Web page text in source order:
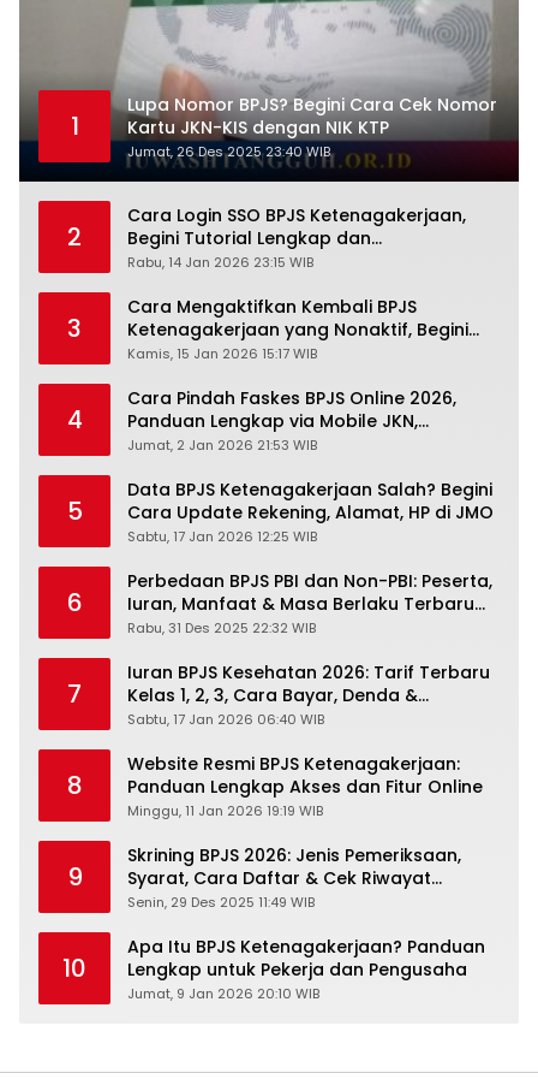
1
Lupa Nomor BPJS? Begini Cara Cek Nomor
Kartu JKN-KIS dengan NIK KTP
Jumat, 26 Des 2025 23:40 WIB
2
Cara Login SSO BPJS Ketenagakerjaan,
Begini Tutorial Lengkap dan
Pengertiannya
Rabu, 14 Jan 2026 23:15 WIB
3
Cara Mengaktifkan Kembali BPJS
Ketenagakerjaan yang Nonaktif, Begini
Panduan Lengkapnya
Kamis, 15 Jan 2026 15:17 WIB
4
Cara Pindah Faskes BPJS Online 2026,
Panduan Lengkap via Mobile JKN,
PANDAWA & Offiline Kantor Cabang
Jumat, 2 Jan 2026 21:53 WIB
5
Data BPJS Ketenagakerjaan Salah? Begini
Cara Update Rekening, Alamat, HP di JMO
Sabtu, 17 Jan 2026 12:25 WIB
6
Perbedaan BPJS PBI dan Non-PBI: Peserta,
Iuran, Manfaat & Masa Berlaku Terbaru
2026
Rabu, 31 Des 2025 22:32 WIB
7
Iuran BPJS Kesehatan 2026: Tarif Terbaru
Kelas 1, 2, 3, Cara Bayar, Denda &
Panduan Lengkap Peserta JKN-KIS
Sabtu, 17 Jan 2026 06:40 WIB
8
Website Resmi BPJS Ketenagakerjaan:
Panduan Lengkap Akses dan Fitur Online
Minggu, 11 Jan 2026 19:19 WIB
9
Skrining BPJS 2026: Jenis Pemeriksaan,
Syarat, Cara Daftar & Cek Riwayat
Kesehatan Gratis
Senin, 29 Des 2025 11:49 WIB
10
Apa Itu BPJS Ketenagakerjaan? Panduan
Lengkap untuk Pekerja dan Pengusaha
Jumat, 9 Jan 2026 20:10 WIB